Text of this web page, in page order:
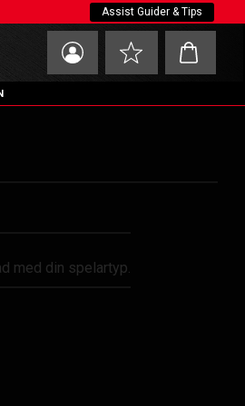
Assist Guider & Tips
Favoriter
Kundvagn
med din spelartyp.